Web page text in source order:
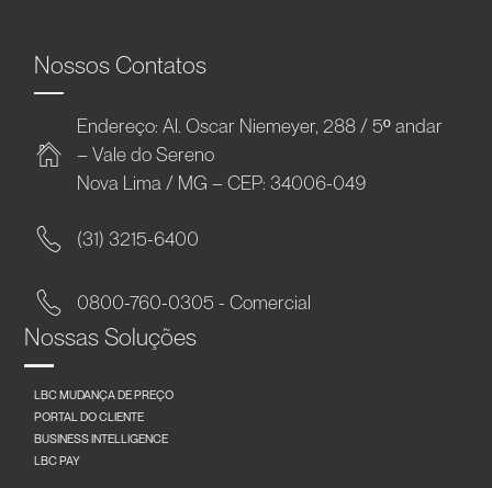
Nossos Contatos
Endereço: Al. Oscar Niemeyer, 288 / 5º andar
– Vale do Sereno
Nova Lima / MG – CEP: 34006-049
(31) 3215-6400
0800-760-0305 - Comercial
Nossas Soluções
LBC MUDANÇA DE PREÇO
PORTAL DO CLIENTE
BUSINESS INTELLIGENCE
LBC PAY